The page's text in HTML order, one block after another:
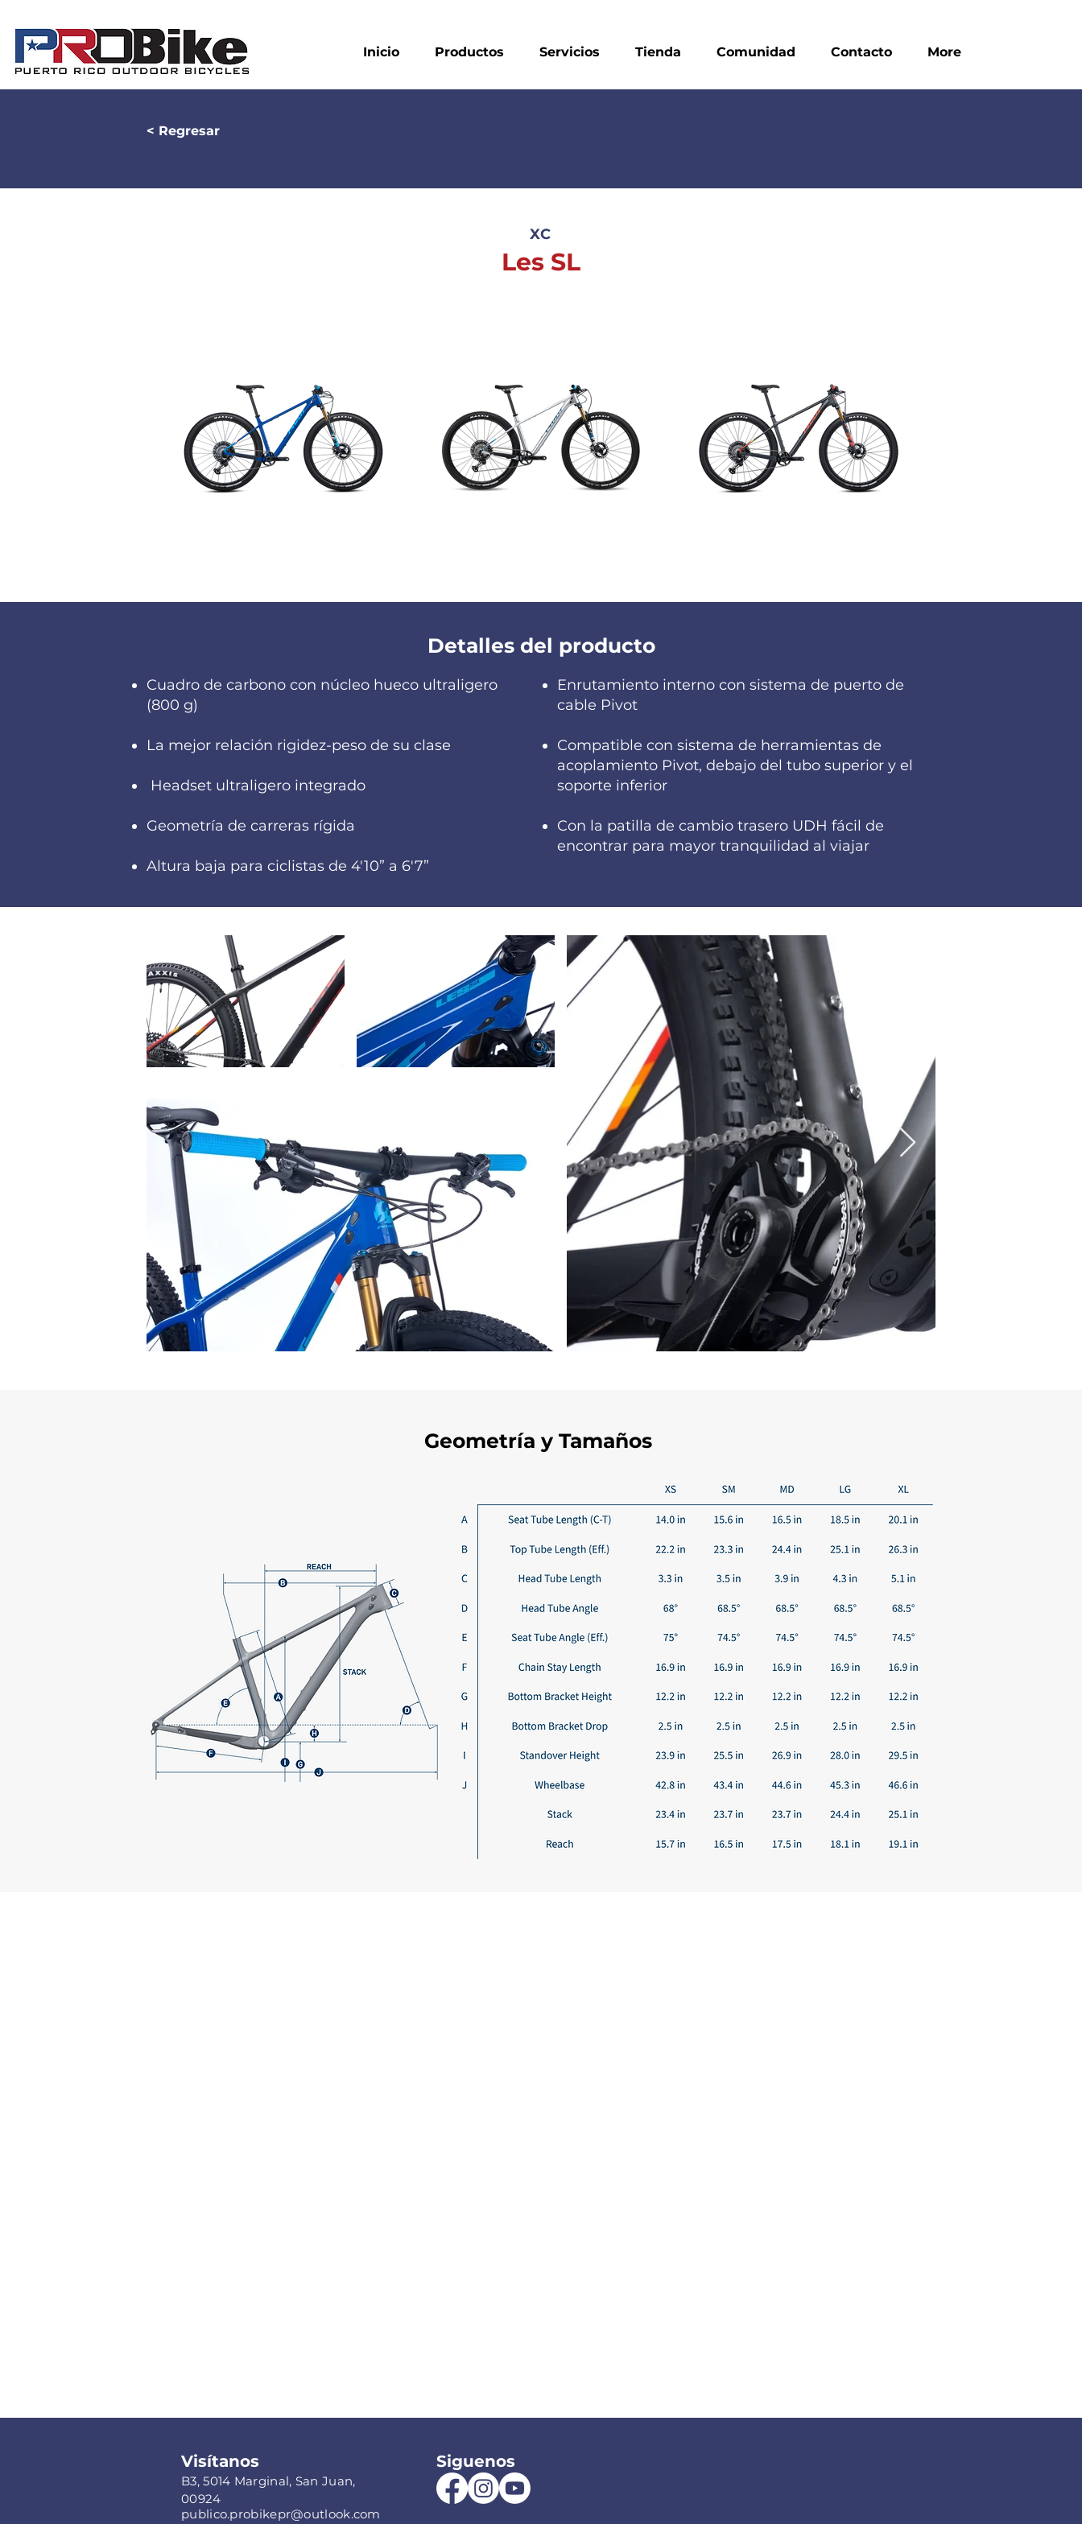
Inicio Productos Servicios Tienda Comunidad Contacto More
< Regresar
XC
Les SL
Detalles del producto
Cuadro de carbono con núcleo hueco ultraligero
(800 g)
La mejor relación rigidez-peso de su clase
Headset ultraligero integrado
Geometría de carreras rígida
Altura baja para ciclistas de 4'10” a 6'7”​
Enrutamiento interno con sistema de puerto de
cable Pivot
Compatible con sistema de herramientas de
acoplamiento Pivot, debajo del tubo superior y el
soporte inferior
Con la patilla de cambio trasero UDH fácil de
encontrar para mayor tranquilidad al viajar
Geometría y Tamaños
Visítanos
B3, 5014 Marginal, San Juan,
00924
publico.probikepr@outlook.com
Siguenos